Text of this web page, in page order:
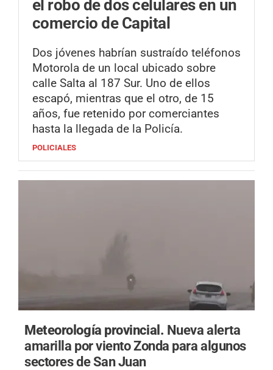
el robo de dos celulares en un
comercio de Capital
Dos jóvenes habrían sustraído teléfonos
Motorola de un local ubicado sobre
calle Salta al 187 Sur. Uno de ellos
escapó, mientras que el otro, de 15
años, fue retenido por comerciantes
hasta la llegada de la Policía.
POLICIALES
Meteorología provincial. Nueva alerta
amarilla por viento Zonda para algunos
sectores de San Juan